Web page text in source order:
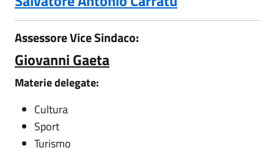
Assessore Vice Sindaco:
Giovanni Gaeta
Materie delegate:
Cultura
Sport
Turismo